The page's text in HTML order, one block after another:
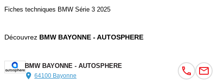
Garantie mécanique
Fiches techniques BMW Série 3 2025
Découvrez BMW BAYONNE - AUTOSPHERE
BMW BAYONNE - AUTOSPHERE
64100 Bayonne